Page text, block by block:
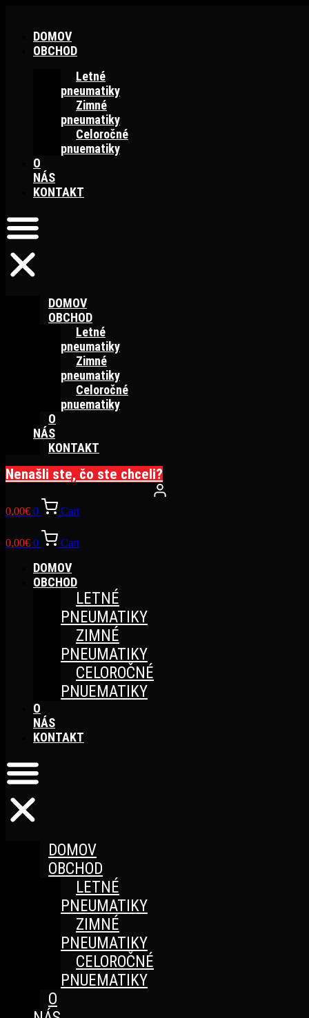
DOMOV
OBCHOD
Letné
pneumatiky
Zimné
pneumatiky
Celoročné
pnuematiky
O
NÁS
KONTAKT
DOMOV
OBCHOD
Letné
pneumatiky
Zimné
pneumatiky
Celoročné
pnuematiky
O
NÁS
KONTAKT
Nenašli ste, čo ste chceli?
0,00€ 0 Cart
0,00€ 0 Cart
DOMOV
OBCHOD
LETNÉ
PNEUMATIKY
ZIMNÉ
PNEUMATIKY
CELOROČNÉ
PNUEMATIKY
O
NÁS
KONTAKT
DOMOV
OBCHOD
LETNÉ
PNEUMATIKY
ZIMNÉ
PNEUMATIKY
CELOROČNÉ
PNUEMATIKY
O